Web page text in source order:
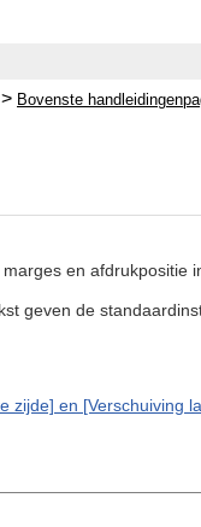
> Bovenste
en afdrukpositie
geven de
zijde] en [Verschuiving